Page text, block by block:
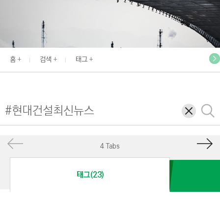
E
N
N
E
I
N
홈 검색 태그
삭
제
검
색
4 Tabs
태그(23)